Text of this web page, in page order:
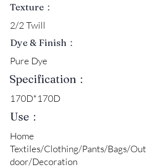
Texture：
2/2 Twill
Dye & Finish：
Pure Dye
Specification：
170D*170D
Use：
Home
Textiles/Clothing/Pants/Bags/Out
door/Decoration